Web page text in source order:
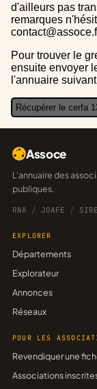
d'ailleurs pas
remarques
Pour trouver le greffe des associations auquel vous devrez
ensuite envoyer
l'annuaire
Récupérer le cerfa
Assoce
L'annuaire des associations françaises, construit sur les données
publiques.
RNA / JOAFE /
EXPLORER
Départements
Explorateur
Annonces
Réseaux
POUR LES
Revendiquer une
Associations